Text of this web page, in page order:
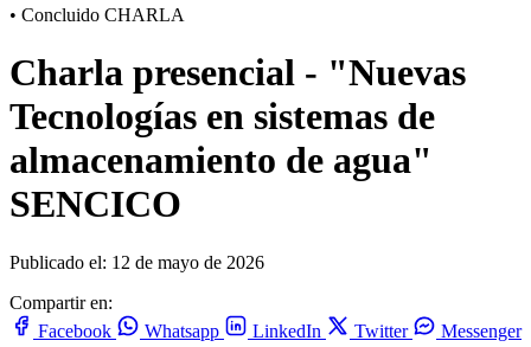
• Concluido CHARLA
Charla presencial - "Nuevas
Tecnologías en sistemas de
almacenamiento de agua"
SENCICO
Publicado el: 12 de mayo de 2026
Compartir en:
Facebook
Whatsapp LinkedIn Twitter
Messenger